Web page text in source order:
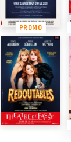
PROMO